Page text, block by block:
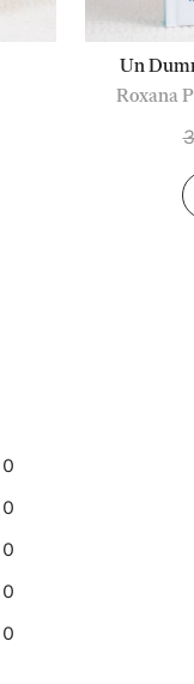
Un
Roxana
0
0
0
0
0